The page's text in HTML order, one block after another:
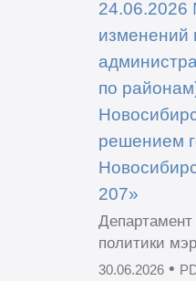
изменений
по
решением
207»
политики
30.06.2026•